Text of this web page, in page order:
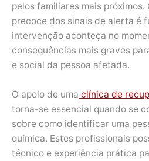
pelos familiares mais
precoce dos sinais de alerta é
intervenção aconteça no
consequências mais graves
e social da pessoa afetada.
O apoio de uma clínica de
torna-se essencial quando se
sobre como identificar uma
química. Estes profissionais
técnico e experiência prática